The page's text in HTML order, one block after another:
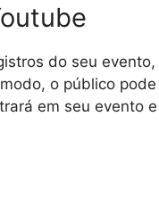
do seu
o público
em seu evento